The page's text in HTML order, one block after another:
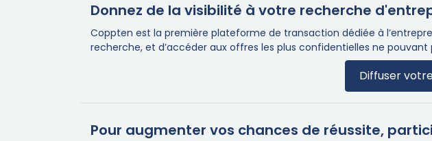
Donnez de la visibilité à votre recherche
Coppten est la première plateforme de transaction dédiée à
recherche, et d’accéder aux offres les plus confidentielles ne
Diffuser
Pour augmenter vos chances de réussite,